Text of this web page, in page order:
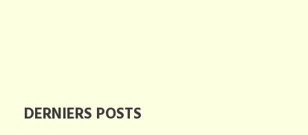
DERNIERS POSTS